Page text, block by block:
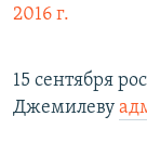
2016 г.
15 сентября
Джемилеву